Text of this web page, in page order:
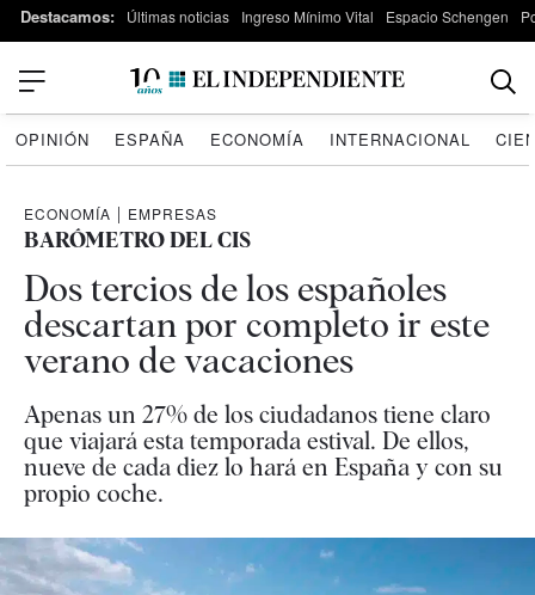
Destacamos: Últimas noticias Ingreso Mínimo Vital Espacio Schengen
OPINIÓN ESPAÑA ECONOMÍA INTERNACIONAL
ECONOMÍA | EMPRESAS
BARÓMETRO DEL CIS
Dos tercios de los españoles
descartan por completo ir este
verano de vacaciones
Apenas un 27% de los ciudadanos tiene claro
que viajará esta temporada estival. De ellos,
nueve de cada diez lo hará en España y con su
propio coche.